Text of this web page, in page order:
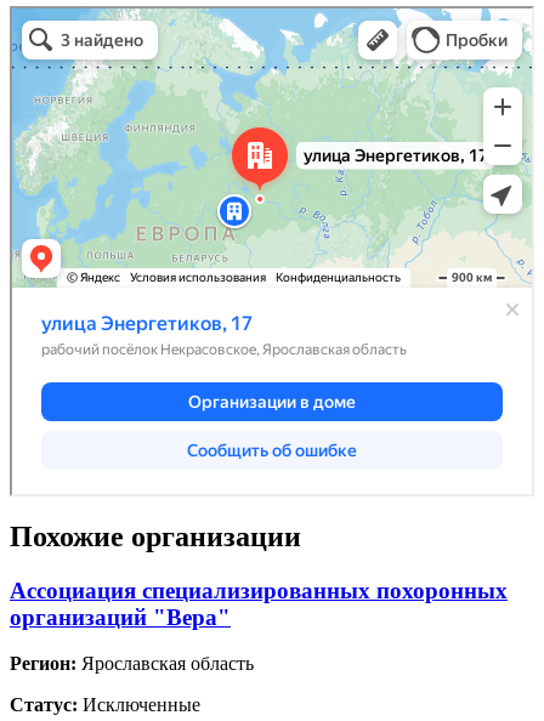
Похожие организации
Ассоциация специализированных похоронных
организаций "Вера"
Регион: Ярославская область
Статус: Исключенные